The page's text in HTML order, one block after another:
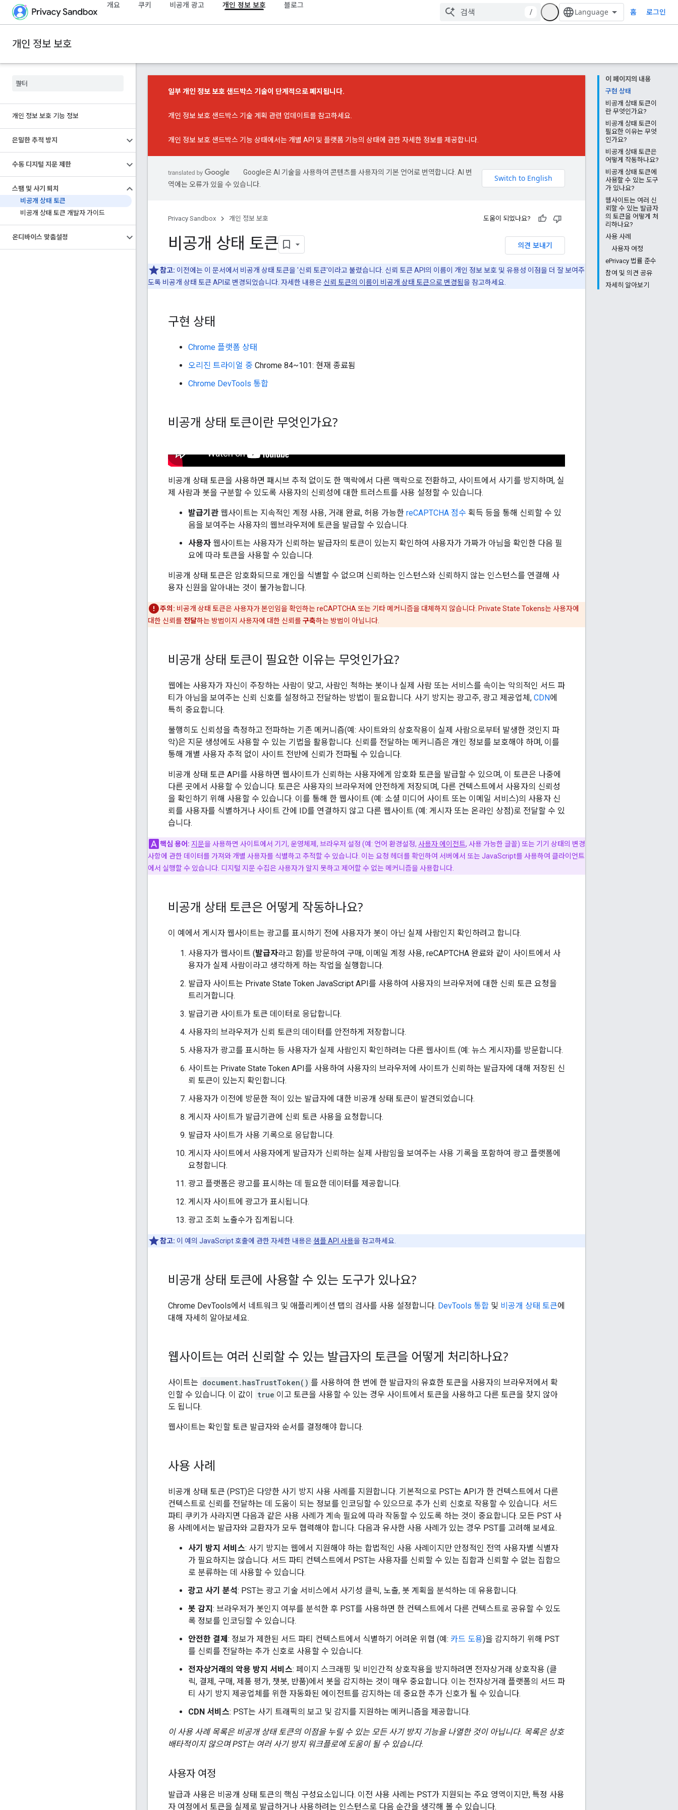
개요 쿠키 비공개 광고 개인 정보 보호 블로그
/ 홈 로그인
개인 정보 보호
개인 정보 보호 기능 정보
은밀한 추적 방지
수동 디지털 지문 제한
스팸 및 사기 퇴치
비공개 상태 토큰
비공개 상태 토큰 개발자 가이드
온디바이스 맞춤설정
이 페이지의 내용
구현 상태
비공개 상태 토큰이
란 무엇인가요?
비공개 상태 토큰이
필요한 이유는 무엇
인가요?
비공개 상태 토큰은
어떻게 작동하나요?
비공개 상태 토큰에
사용할 수 있는 도구
가 있나요?
웹사이트는 여러 신
뢰할 수 있는 발급자
의 토큰을 어떻게 처
리하나요?
사용 사례
사용자 여정
ePrivacy 법률 준수
참여 및 의견 공유
자세히 알아보기
일부 개인 정보 보호 샌드박스 기술이 단계적으로 폐지됩니다.
개인 정보 보호 샌드박스 기술 계획 관련 업데이트를 참고하세요.
개인 정보 보호 샌드박스 기능 상태에서는 개별 API 및 플랫폼 기능의 상태에 관한 자세한 정보를 제공합니다.
Google은 AI 기술을 사용하여 콘텐츠를 사용자의 기본 언어로 번역합니다. AI 번
역에는 오류가 있을 수 있습니다.
Privacy Sandbox 개인 정보 보호 도움이 되었나요?
의견 보내기
비공개 상태 토큰
참고: 이전에는 이 문서에서 비공개 상태 토큰을 '신뢰 토큰'이라고 불렀습니다. 신뢰 토큰 API의 이름이 개인 정보 보호 및 유용성 이점을 더 잘 보여주
도록 비공개 상태 토큰 API로 변경되었습니다. 자세한 내용은 신뢰 토큰의 이름이 비공개 상태 토큰으로 변경됨을 참고하세요.
구현 상태
Chrome 플랫폼 상태
오리진 트라이얼 중 Chrome 84~101: 현재 종료됨
Chrome DevTools 통합
비공개 상태 토큰이란 무엇인가요?
비공개 상태 토큰을 사용하면 패시브 추적 없이도 한 맥락에서 다른 맥락으로 전환하고, 사이트에서 사기를 방지하며, 실
제 사람과 봇을 구분할 수 있도록 사용자의 신뢰성에 대한 트러스트를 사용 설정할 수 있습니다.
발급기관 웹사이트는 지속적인 계정 사용, 거래 완료, 허용 가능한 reCAPTCHA 점수 획득 등을 통해 신뢰할 수 있
음을 보여주는 사용자의 웹브라우저에 토큰을 발급할 수 있습니다.
사용자 웹사이트는 사용자가 신뢰하는 발급자의 토큰이 있는지 확인하여 사용자가 가짜가 아님을 확인한 다음 필
요에 따라 토큰을 사용할 수 있습니다.
비공개 상태 토큰은 암호화되므로 개인을 식별할 수 없으며 신뢰하는 인스턴스와 신뢰하지 않는 인스턴스를 연결해 사
용자 신원을 알아내는 것이 불가능합니다.
주의: 비공개 상태 토큰은 사용자가 본인임을 확인하는 reCAPTCHA 또는 기타 메커니즘을 대체하지 않습니다. Private State Tokens는 사용자에
대한 신뢰를전달하는 방법이지 사용자에 대한 신뢰를구축하는 방법이 아닙니다.
비공개 상태 토큰이 필요한 이유는 무엇인가요?
웹에는 사용자가 자신이 주장하는 사람이 맞고, 사람인 척하는 봇이나 실제 사람 또는 서비스를 속이는 악의적인 서드 파
티가 아님을 보여주는 신뢰 신호를 설정하고 전달하는 방법이 필요합니다. 사기 방지는 광고주, 광고 제공업체, CDN에
특히 중요합니다.
불행히도 신뢰성을 측정하고 전파하는 기존 메커니즘(예: 사이트와의 상호작용이 실제 사람으로부터 발생한 것인지 파
악)은 지문 생성에도 사용할 수 있는 기법을 활용합니다. 신뢰를 전달하는 메커니즘은 개인 정보를 보호해야 하며, 이를
통해 개별 사용자 추적 없이 사이트 전반에 신뢰가 전파될 수 있습니다.
비공개 상태 토큰 API를 사용하면 웹사이트가 신뢰하는 사용자에게 암호화 토큰을 발급할 수 있으며, 이 토큰은 나중에
다른 곳에서 사용할 수 있습니다. 토큰은 사용자의 브라우저에 안전하게 저장되며, 다른 컨텍스트에서 사용자의 신뢰성
을 확인하기 위해 사용할 수 있습니다. 이를 통해 한 웹사이트 (예: 소셜 미디어 사이트 또는 이메일 서비스)의 사용자 신
뢰를 사용자를 식별하거나 사이트 간에 ID를 연결하지 않고 다른 웹사이트 (예: 게시자 또는 온라인 상점)로 전달할 수 있
습니다.
핵심 용어: 지문을 사용하면 사이트에서 기기, 운영체제, 브라우저 설정 (예: 언어 환경설정, 사용자 에이전트, 사용 가능한 글꼴) 또는 기기 상태의 변경
사항에 관한 데이터를 가져와 개별 사용자를 식별하고 추적할 수 있습니다. 이는 요청 헤더를 확인하여 서버에서 또는 JavaScript를 사용하여 클라이언트
에서 실행할 수 있습니다. 디지털 지문 수집은 사용자가 알지 못하고 제어할 수 없는 메커니즘을 사용합니다.
비공개 상태 토큰은 어떻게 작동하나요?
이 예에서 게시자 웹사이트는 광고를 표시하기 전에 사용자가 봇이 아닌 실제 사람인지 확인하려고 합니다.
사용자가 웹사이트 (발급자라고 함)를 방문하여 구매, 이메일 계정 사용, reCAPTCHA 완료와 같이 사이트에서 사
용자가 실제 사람이라고 생각하게 하는 작업을 실행합니다.
발급자 사이트는 Private State Token JavaScript API를 사용하여 사용자의 브라우저에 대한 신뢰 토큰 요청을
트리거합니다.
발급기관 사이트가 토큰 데이터로 응답합니다.
사용자의 브라우저가 신뢰 토큰의 데이터를 안전하게 저장합니다.
사용자가 광고를 표시하는 등 사용자가 실제 사람인지 확인하려는 다른 웹사이트 (예: 뉴스 게시자)를 방문합니다.
사이트는 Private State Token API를 사용하여 사용자의 브라우저에 사이트가 신뢰하는 발급자에 대해 저장된 신
뢰 토큰이 있는지 확인합니다.
사용자가 이전에 방문한 적이 있는 발급자에 대한 비공개 상태 토큰이 발견되었습니다.
게시자 사이트가 발급기관에 신뢰 토큰 사용을 요청합니다.
발급자 사이트가 사용 기록으로 응답합니다.
게시자 사이트에서 사용자에게 발급자가 신뢰하는 실제 사람임을 보여주는 사용 기록을 포함하여 광고 플랫폼에
요청합니다.
광고 플랫폼은 광고를 표시하는 데 필요한 데이터를 제공합니다.
게시자 사이트에 광고가 표시됩니다.
광고 조회 노출수가 집계됩니다.
참고: 이 예의 JavaScript 호출에 관한 자세한 내용은 샘플 API 사용을 참고하세요.
비공개 상태 토큰에 사용할 수 있는 도구가 있나요?
Chrome DevTools에서 네트워크 및 애플리케이션 탭의 검사를 사용 설정합니다. DevTools 통합 및 비공개 상태 토큰에
대해 자세히 알아보세요.
웹사이트는 여러 신뢰할 수 있는 발급자의 토큰을 어떻게 처리하나요?
사이트는 document.hasTrustToken() 를 사용하여 한 번에 한 발급자의 유효한 토큰을 사용자의 브라우저에서 확
인할 수 있습니다. 이 값이
true 이고 토큰을 사용할 수 있는 경우 사이트에서 토큰을 사용하고 다른 토큰을 찾지 않아
도 됩니다.
웹사이트는 확인할 토큰 발급자와 순서를 결정해야 합니다.
사용 사례
비공개 상태 토큰 (PST)은 다양한 사기 방지 사용 사례를 지원합니다. 기본적으로 PST는 API가 한 컨텍스트에서 다른
컨텍스트로 신뢰를 전달하는 데 도움이 되는 정보를 인코딩할 수 있으므로 추가 신뢰 신호로 작용할 수 있습니다. 서드
파티 쿠키가 사라지면 다음과 같은 사용 사례가 계속 필요에 따라 작동할 수 있도록 하는 것이 중요합니다. 모든 PST 사
용 사례에서는 발급자와 교환자가 모두 협력해야 합니다. 다음과 유사한 사용 사례가 있는 경우 PST를 고려해 보세요.
사기 방지 서비스: 사기 방지는 웹에서 지원해야 하는 합법적인 사용 사례이지만 안정적인 전역 사용자별 식별자
가 필요하지는 않습니다. 서드 파티 컨텍스트에서 PST는 사용자를 신뢰할 수 있는 집합과 신뢰할 수 없는 집합으
로 분류하는 데 사용할 수 있습니다.
광고 사기 분석: PST는 광고 기술 서비스에서 사기성 클릭, 노출, 봇 계획을 분석하는 데 유용합니다.
봇 감지 : 브라우저가 봇인지 여부를 분석한 후 PST를 사용하면 한 컨텍스트에서 다른 컨텍스트로 공유할 수 있도
록 정보를 인코딩할 수 있습니다.
안전한 결제 : 정보가 제한된 서드 파티 컨텍스트에서 식별하기 어려운 위협 (예: 카드 도용)을 감지하기 위해 PST
를 신뢰를 전달하는 추가 신호로 사용할 수 있습니다.
전자상거래의 악용 방지 서비스: 페이지 스크래핑 및 비인간적 상호작용을 방지하려면 전자상거래 상호작용 (클
릭, 결제, 구매, 제품 평가, 챗봇, 반품)에서 봇을 감지하는 것이 매우 중요합니다. 이는 전자상거래 플랫폼의 서드 파
티 사기 방지 제공업체를 위한 자동화된 에이전트를 감지하는 데 중요한 추가 신호가 될 수 있습니다.
CDN 서비스: PST는 사기 트래픽의 보고 및 감지를 지원하는 메커니즘을 제공합니다.
이 사용 사례 목록은 비공개 상태 토큰의 이점을 누릴 수 있는 모든 사기 방지 기능을 나열한 것이 아닙니다. 목록은 상호
배타적이지 않으며 PST는 여러 사기 방지 워크플로에 도움이 될 수 있습니다.
사용자 여정
발급과 사용은 비공개 상태 토큰의 핵심 구성요소입니다. 이전 사용 사례는 PST가 지원되는 주요 영역이지만, 특정 사용
자 여정에서 토큰을 실제로 발급하거나 사용하려는 인스턴스로 다음 순간을 생각해 볼 수 있습니다.